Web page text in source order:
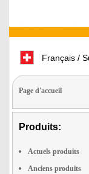
Français /
Page d'accueil
Produits:
Actuels produits
Anciens produits